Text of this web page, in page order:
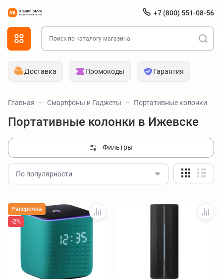
+7 (800) 551-08-56
Доставка Промокоды Гарантия
Главная Смартфоны и Гаджеты Портативные колонки
Портативные колонки в Ижевске
Фильтры
По популярности
Рассрочка
-2%